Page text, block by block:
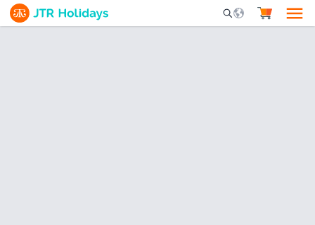
Mobile Search